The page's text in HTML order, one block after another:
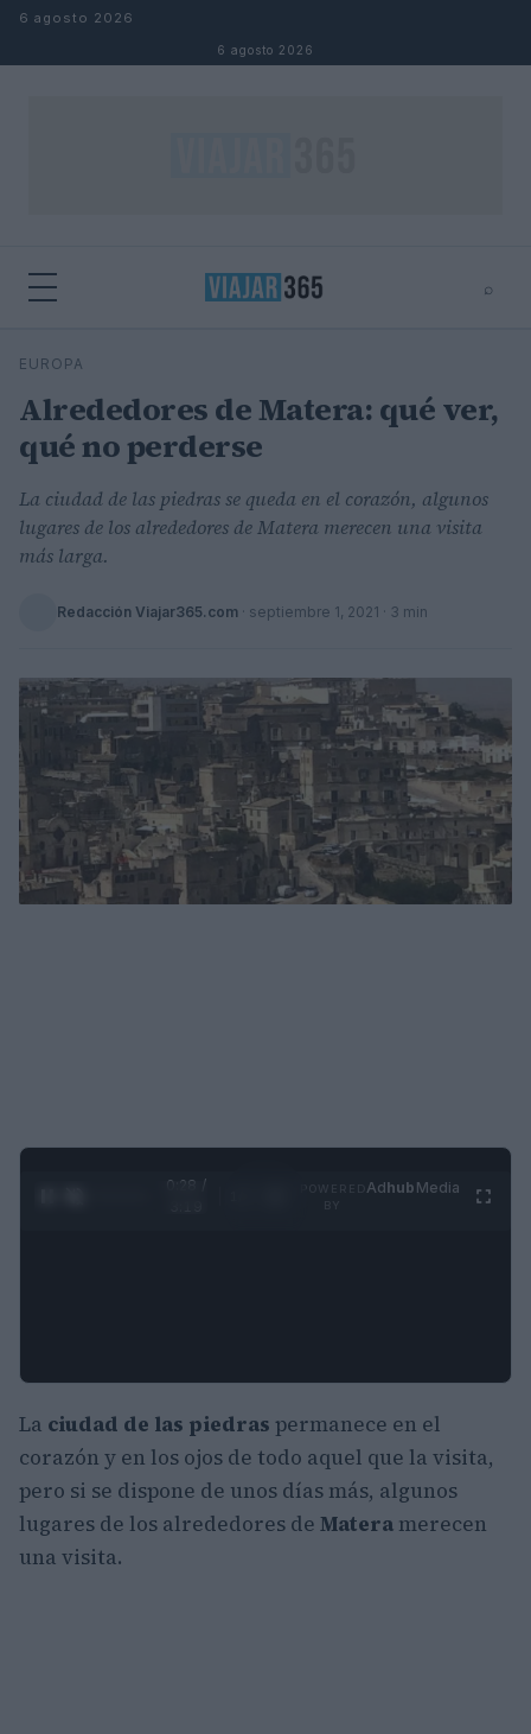
Saltar al contenido
6 agosto 2026
6 agosto 2026
⌕
Buscar
EUROPA
Alrededores de Matera: qué ver,
qué no perderse
La ciudad de las piedras se queda en el corazón, algunos
lugares de los alrededores de Matera merecen una visita
más larga.
Redacción Viajar365.com · septiembre 1, 2021 · 3 min
0:28 /
Adhub Media
La ciudad de las piedras permanece en el
corazón y en los ojos de todo aquel que la visita,
pero si se dispone de unos días más, algunos
lugares de los alrededores de Matera merecen
una visita.